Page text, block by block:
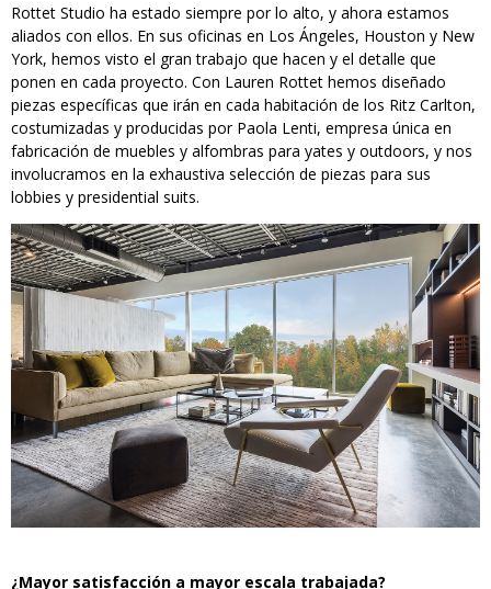
Rottet Studio ha estado siempre por lo alto, y ahora estamos
aliados con ellos. En sus oficinas en Los Ángeles, Houston y New
York, hemos visto el gran trabajo que hacen y el detalle que
ponen en cada proyecto. Con Lauren Rottet hemos diseñado
piezas específicas que irán en cada habitación de los Ritz Carlton,
costumizadas y producidas por Paola Lenti, empresa única en
fabricación de muebles y alfombras para yates y outdoors, y nos
involucramos en la exhaustiva selección de piezas para sus
lobbies y presidential suits.
¿Mayor satisfacción a mayor escala trabajada?